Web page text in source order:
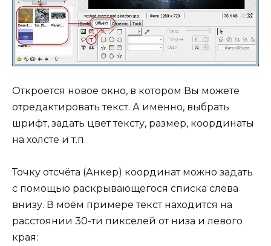
Откроется новое окно, в котором Вы можете
отредактировать текст. А именно, выбрать
шрифт, задать цвет тексту, размер, координаты
на холсте и т.п.
Точку отсчёта (Анкер) координат можно задать
с помощью раскрывающегося списка слева
внизу. В моём примере текст находится на
расстоянии 30-ти пикселей от низа и левого
края: